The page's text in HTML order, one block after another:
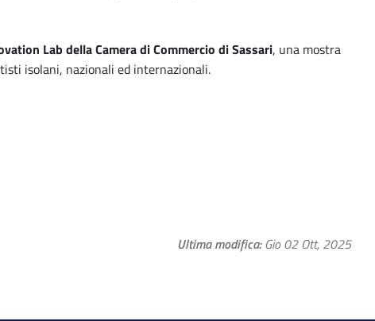
Lab della Camera di Commercio di Sassari, una mostra
isolani, nazionali ed internazionali.
Ultima modifica Gio 02 Ott, 2025